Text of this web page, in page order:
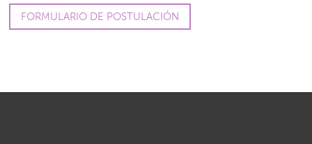
FORMULARIO DE POSTULACIÓN